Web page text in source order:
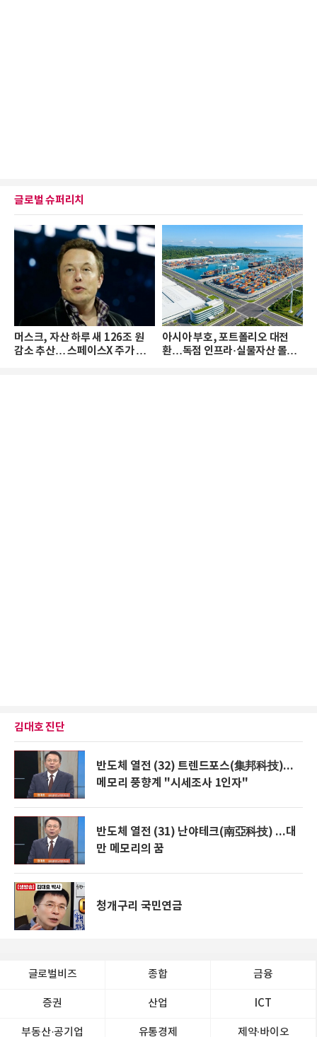
글로벌 슈퍼리치
머스크, 자산 하루 새 126조 원
감소 추산… 스페이스X 주가 하
아시아 부호, 포트폴리오 대전
환…독점 인프라·실물자산 몰린
김대호 진단
반도체 열전 (32) 트렌드포스(集邦科技)...
메모리 풍향계 "시세조사 1인자"
반도체 열전 (31) 난야테크(南亞科技) ...대
만 메모리의 꿈
청개구리 국민연금
글로벌비즈 종합 금융
증권 산업 ICT
부동산·공기업 유통경제 제약∙바이오